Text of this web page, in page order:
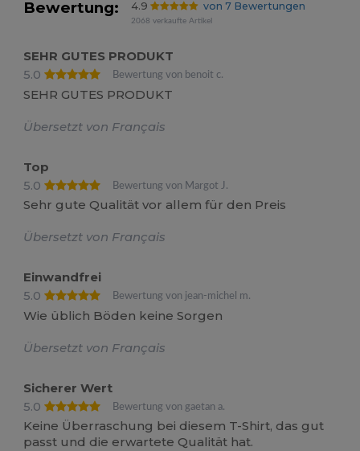
Bewertung: 4.9 von 7 Bewertungen
2068 verkaufte Artikel
SEHR GUTES PRODUKT
5.0
Bewertung von benoit c.
SEHR GUTES PRODUKT
Übersetzt von Français
Top
5.0
Bewertung von Margot J.
Sehr gute Qualität vor allem für den Preis
Übersetzt von Français
Einwandfrei
5.0
Bewertung von jean-michel m.
Wie üblich Böden keine Sorgen
Übersetzt von Français
Sicherer Wert
5.0
Bewertung von gaetan a.
Keine Überraschung bei diesem T-Shirt, das gut
passt und die erwartete Qualität hat.